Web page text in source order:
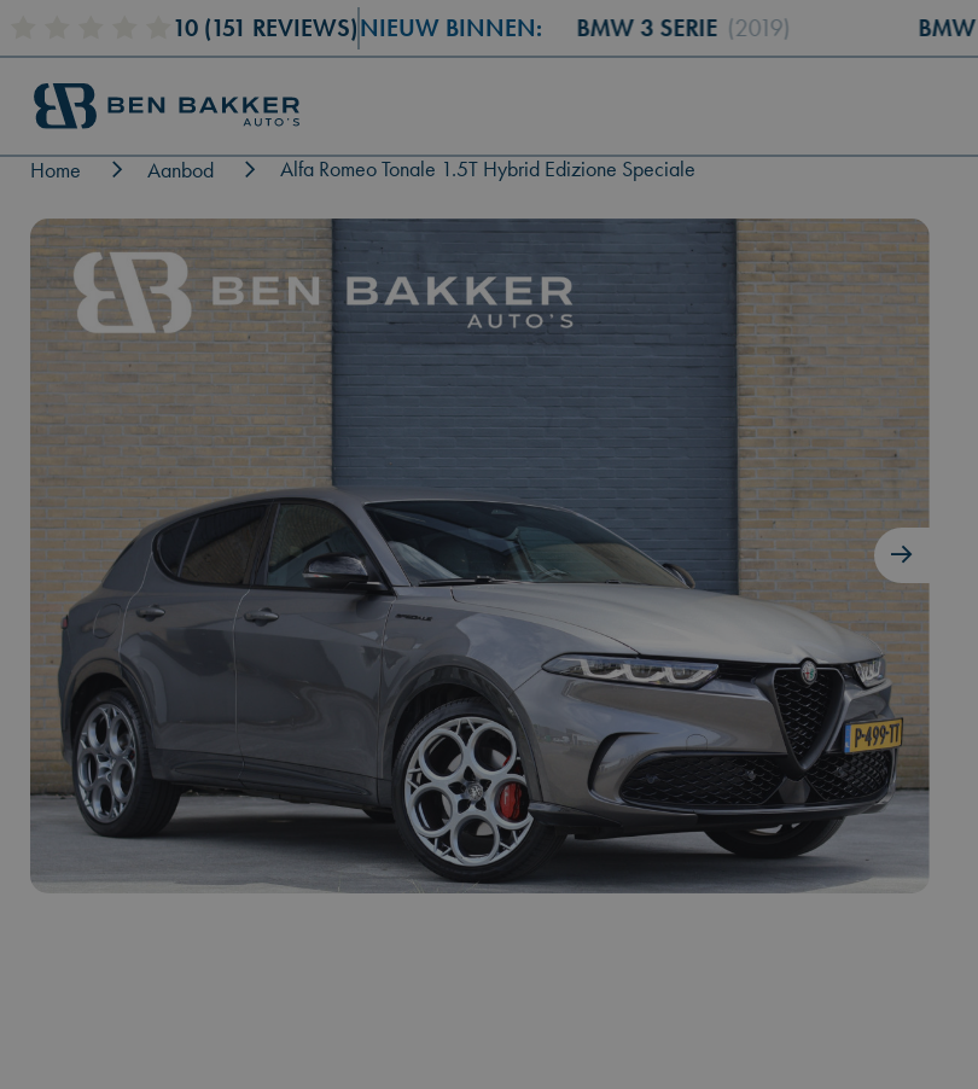
10 (151 REVIEWS)NIEUW BINNEN:
RENAULT CLIO (2019) BMW 3 SERIE (2019) BMW X3
Home Aanbod Alfa Romeo Tonale 1.5T Hybrid Edizione Speciale